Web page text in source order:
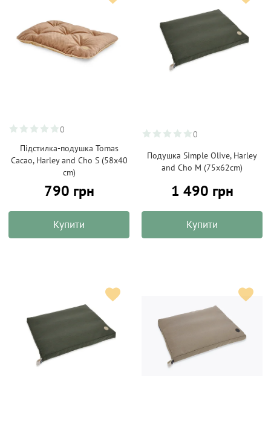
0
Підстилка-подушка Tomas
Cacao, Harley and Cho S (58х40
cm)
790 грн
Купити
0
Подушка Simple Olive, Harley
and Cho M (75х62cm)
1 490 грн
Купити